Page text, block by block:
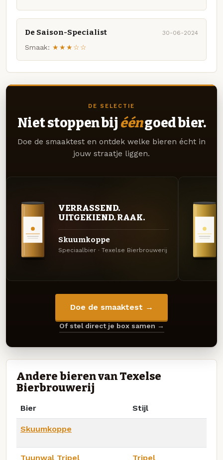
De Saison-Specialist 30-06-2024
Smaak: ★★★☆☆
DE SELECTIE
Niet stoppen bij ééngoed bier.
Doe de smaaktest en ontdek welke bieren écht in
jouw straatje liggen.
VERRASSEND.
UITGEKIEND. RAAK.
Skuumkoppe
Speciaalbier · Texelse Bierbrouwerij
Doe de smaaktest →
Of stel direct je box samen →
Andere bieren van Texelse
Bierbrouwerij
Bier Stijl
Skuumkoppe
Tuunwal Tripel Tripel